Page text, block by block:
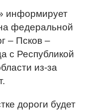
информирует
федеральной
– Псков –
с Республикой
из-за
дороги будет